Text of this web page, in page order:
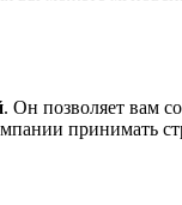
. Он позволяет вам
принимать